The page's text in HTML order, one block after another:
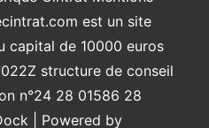
est un site
capital de 10000 euros
structure de conseil
n°24 28 01586 28
| Powered by